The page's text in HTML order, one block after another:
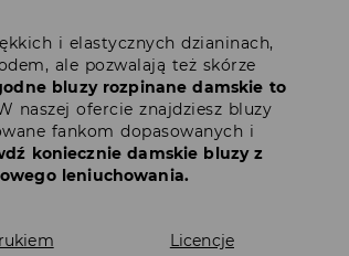
i elastycznych dzianinach,
ale pozwalają też skórze
bluzy rozpinane damskie to
naszej ofercie znajdziesz bluzy
fankom dopasowanych i
koniecznie damskie bluzy z
leniuchowania.
Licencje